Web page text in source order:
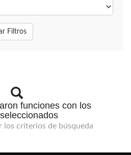
Filtros
funciones con los
los criterios de búsqueda